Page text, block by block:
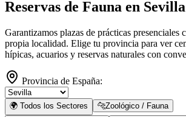
Reservas de Fauna en Sevilla
Garantizamos plazas de prácticas presenciales
propia localidad. Elige tu provincia para ver
hípicas, acuarios y reservas naturales con
Provincia de España:
🌍 Todos los Sectores 🐆Zoológico / Fauna